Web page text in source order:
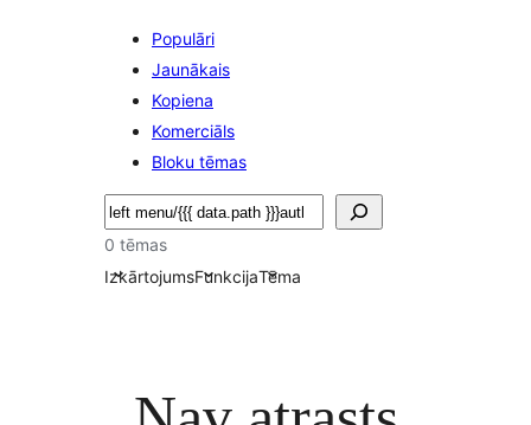
Populāri
Jaunākais
Kopiena
Komerciāls
Bloku tēmas
Meklēt
0 tēmas
IzkārtojumsFunkcijaTēma